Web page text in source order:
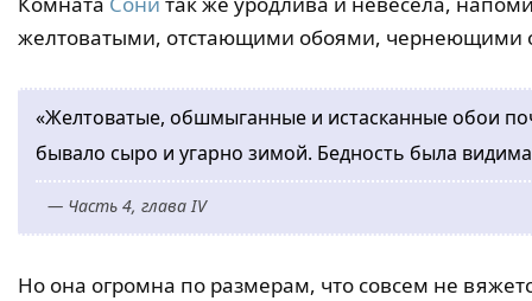
желтоватыми, отстающими обоями, чернеющими
«Желтоватые, обшмыганные и истасканные обои
бывало сыро и угарно зимой. Бедность была
— Часть 4, глава IV
Но она огромна по размерам, что совсем не